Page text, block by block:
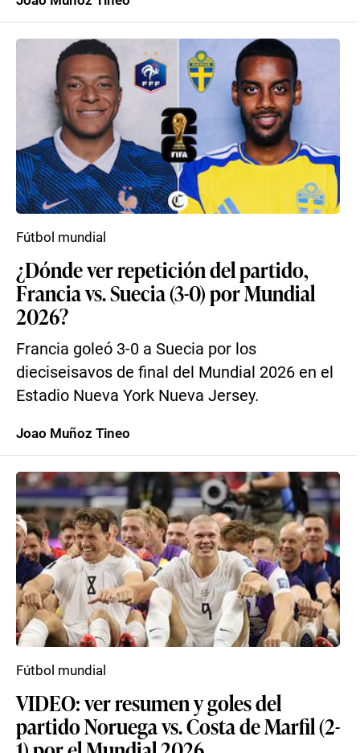
¿Dónde ver repetición del partido,
Francia vs. Suecia (3-0) por Mundial
2026?
Francia goleó 3-0 a Suecia por los
dieciseisavos de final del Mundial 2026 en el
Estadio Nueva York Nueva Jersey.
Fútbol mundial
Joao Muñoz Tineo
VIDEO: ver resumen y goles del
partido Noruega vs. Costa de Marfil (2-
Fútbol mundial